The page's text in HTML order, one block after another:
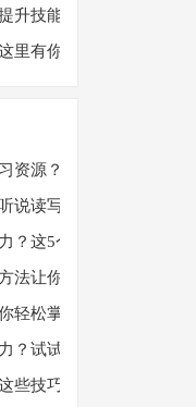
升技能？
里有你需要知道的一切
资源？
说读写技能？
？这5个技巧让你说一口
法让你翻译更精准！
轻松掌握！
？试试这5个方法！
些技巧让你事半功倍！